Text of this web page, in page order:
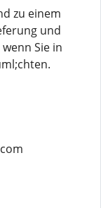
zu einem
und
Sie in